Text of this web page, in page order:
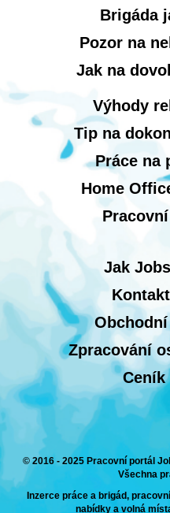
Brigáda
Pozor na
Jak na
Výhody
Tip na
Práce na
Home
Jak
Zpracování
Ceník
© 2016 - 2025 Pracovní portál
Všechna
Inzerce práce a brigád,
nabídky a volná